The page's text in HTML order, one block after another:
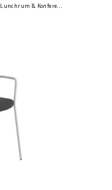
Lunchrum & Konferensinredning